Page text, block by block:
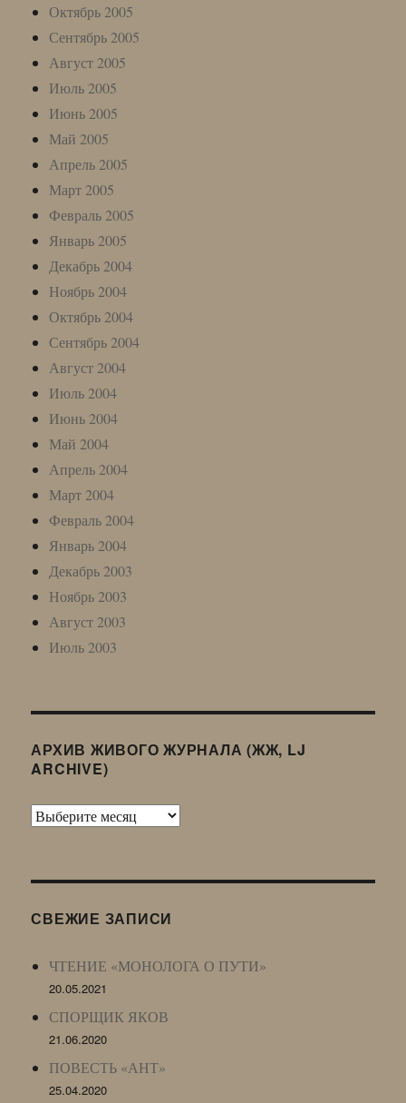
Октябрь 2005
Сентябрь 2005
Август 2005
Июль 2005
Июнь 2005
Май 2005
Апрель 2005
Март 2005
Февраль 2005
Январь 2005
Декабрь 2004
Ноябрь 2004
Октябрь 2004
Сентябрь 2004
Август 2004
Июль 2004
Июнь 2004
Май 2004
Апрель 2004
Март 2004
Февраль 2004
Январь 2004
Декабрь 2003
Ноябрь 2003
Август 2003
Июль 2003
АРХИВ ЖИВОГО ЖУРНАЛА (ЖЖ, LJ
ARCHIVE)
Архив
LJ
СВЕЖИЕ ЗАПИСИ
ЧТЕНИЕ «МОНОЛОГА О ПУТИ»
20.05.2021
СПОРЩИК ЯКОВ
21.06.2020
ПОВЕСТЬ «АНТ»
25.04.2020